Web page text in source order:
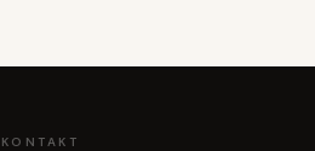
KONTAKT